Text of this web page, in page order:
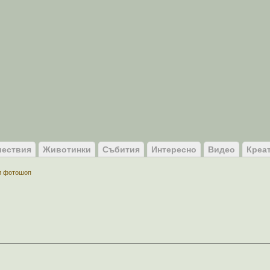
Животинки Събития Интересно Видео
фотошоп